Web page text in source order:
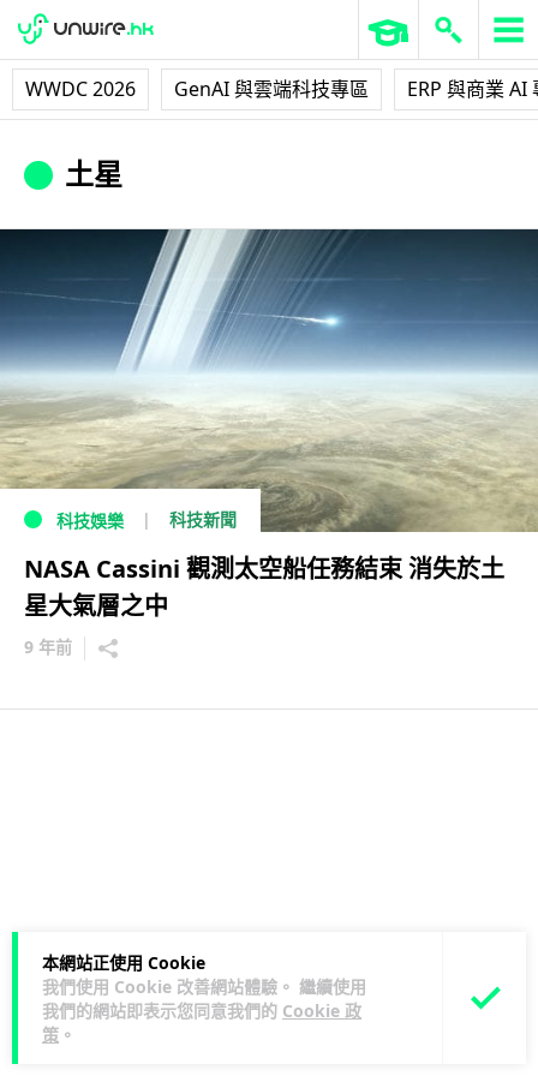
WWDC 2026 GenAI 與雲端科技專區 ERP 與商業 AI
本網站正使用 Cookie
我們使用 Cookie 改善網站體驗。 繼續使用
我們的網站即表示您同意我們的 Cookie 政
策 。
土星
科技娛樂 科技新聞
NASA Cassini 觀測太空船任務結束 消失於土
星大氣層之中
9 年前